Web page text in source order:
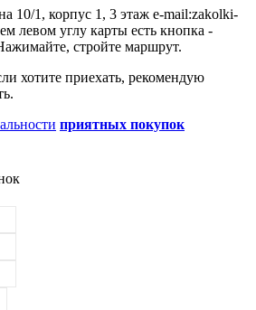
10/1, корпус 1, 3 этаж e-mail:zakolki-
левом углу карты есть кнопка -
стройте маршрут.
хотите приехать, рекомендую
приятных покупок